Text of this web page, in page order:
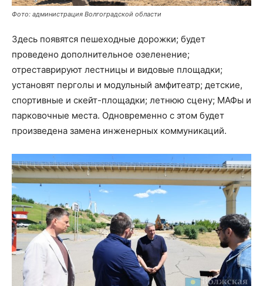
Фото: администрация Волгоградской области
Здесь появятся пешеходные дорожки; будет
проведено дополнительное озеленение;
отреставрируют лестницы и видовые площадки;
установят перголы и модульный амфитеатр; детские,
спортивные и скейт-площадки; летнюю сцену; МАФы и
парковочные места. Одновременно с этом будет
произведена замена инженерных коммуникаций.